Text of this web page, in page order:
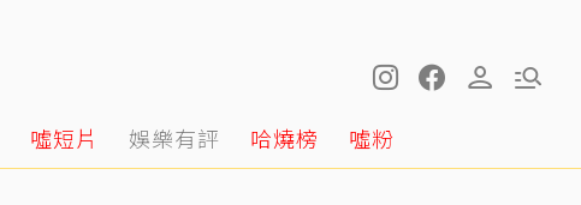
噓短片 娛樂有評 哈燒榜 噓粉